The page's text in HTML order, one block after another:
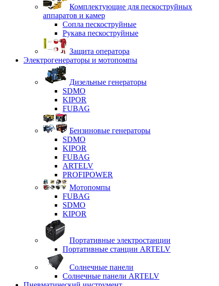
Комплектующие для пескоструйных
аппаратов и камер
Сопла пескоструйные
Рукава пескоструйные
Защита оператора
Электрогенераторы и мотопомпы
Дизельные генераторы
SDMO
KIPOR
FUBAG
Бензиновые генераторы
SDMO
KIPOR
FUBAG
ARTELV
PROFIPOWER
Мотопомпы
FUBAG
SDMO
KIPOR
Портативные электростанции
Портативные станции ARTELV
Солнечные панели
Солнечные панели ARTELV